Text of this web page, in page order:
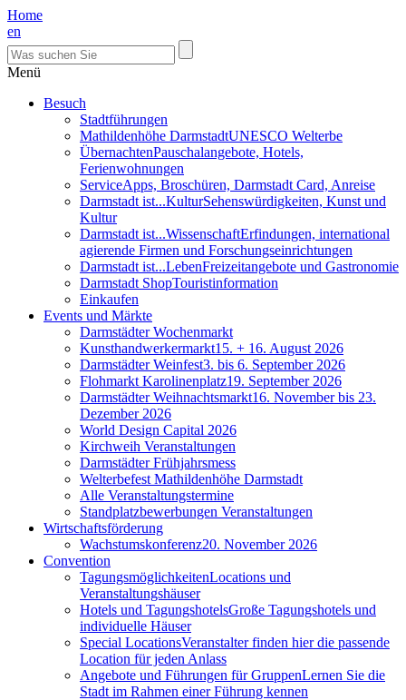
Home
en
Menü
Besuch
Stadtführungen
Mathildenhöhe DarmstadtUNESCO Welterbe
ÜbernachtenPauschalangebote, Hotels,
Ferienwohnungen
ServiceApps, Broschüren, Darmstadt Card, Anreise
Darmstadt ist...KulturSehenswürdigkeiten, Kunst und
Kultur
Darmstadt ist...WissenschaftErfindungen, international
agierende Firmen und Forschungseinrichtungen
Darmstadt ist...LebenFreizeitangebote und Gastronomie
Darmstadt ShopTouristinformation
Einkaufen
Events und Märkte
Darmstädter Wochenmarkt
Kunsthandwerkermarkt15. + 16. August 2026
Darmstädter Weinfest3. bis 6. September 2026
Flohmarkt Karolinenplatz19. September 2026
Darmstädter Weihnachtsmarkt16. November bis 23.
Dezember 2026
World Design Capital 2026
Kirchweih Veranstaltungen
Darmstädter Frühjahrsmess
Welterbefest Mathildenhöhe Darmstadt
Alle Veranstaltungstermine
Standplatzbewerbungen Veranstaltungen
Wirtschaftsförderung
Wachstumskonferenz20. November 2026
Convention
TagungsmöglichkeitenLocations und
Veranstaltungshäuser
Hotels und TagungshotelsGroße Tagungshotels und
individuelle Häuser
Special LocationsVeranstalter finden hier die passende
Location für jeden Anlass
Angebote und Führungen für GruppenLernen Sie die
Stadt im Rahmen einer Führung kennen